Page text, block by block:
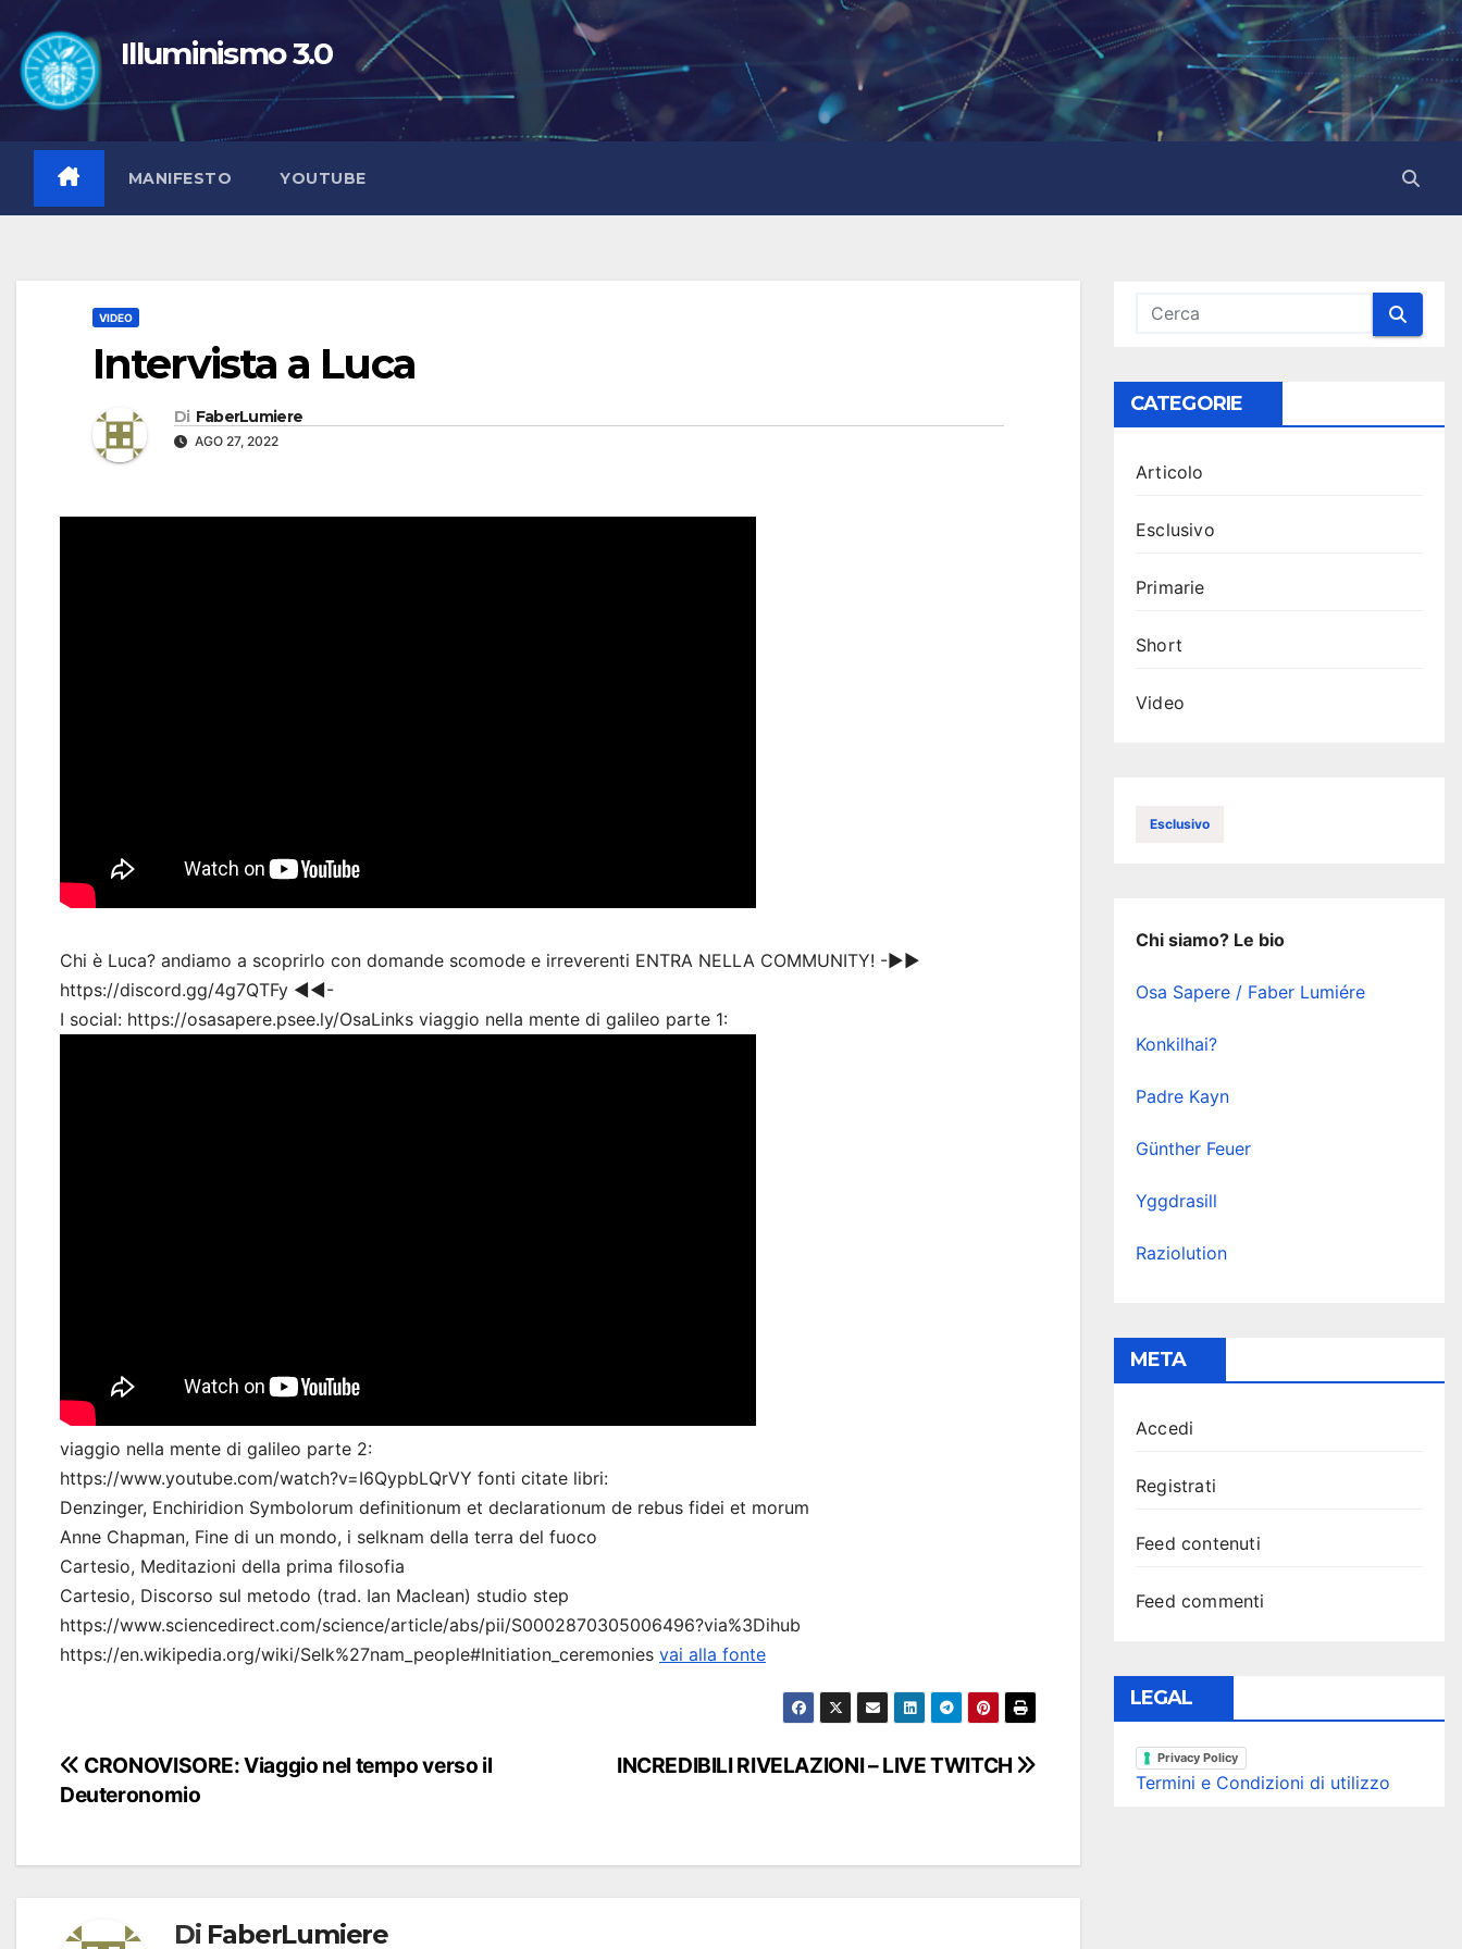
contenuto
Illuminismo 3.0
MANIFESTO YOUTUBE
VIDEO
Intervista a Luca
Di FaberLumiere
AGO 27, 2022
Chi è Luca? andiamo a scoprirlo con domande scomode e irreverenti ENTRA NELLA COMMUNITY! -▶▶
https://discord.gg/4g7QTFy ◀◀-
I social: https://osasapere.psee.ly/OsaLinks viaggio nella mente di galileo parte 1:
viaggio nella mente di galileo parte 2:
https://www.youtube.com/watch?v=I6QypbLQrVY fonti citate libri:
Denzinger, Enchiridion Symbolorum definitionum et declarationum de rebus fidei et morum
Anne Chapman, Fine di un mondo, i selknam della terra del fuoco
Cartesio, Meditazioni della prima filosofia
Cartesio, Discorso sul metodo (trad. Ian Maclean) studio step
https://www.sciencedirect.com/science/article/abs/pii/S0002870305006496?via%3Dihub
https://en.wikipedia.org/wiki/Selk%27nam_people#Initiation_ceremonies vai alla fonte
Navigazione
articoli
INCREDIBILI RIVELAZIONI – LIVE TWITCH
CRONOVISORE: Viaggio nel tempo verso il
Deuteronomio
Di FaberLumiere
CATEGORIE
Articolo
Esclusivo
Primarie
Short
Video
Esclusivo
Chi siamo? Le bio
Osa Sapere / Faber Lumiére
Konkilhai?
Padre Kayn
Günther Feuer
Yggdrasill
Raziolution
META
Accedi
Registrati
Feed contenuti
Feed commenti
LEGAL
Privacy Policy
Termini e Condizioni di utilizzo